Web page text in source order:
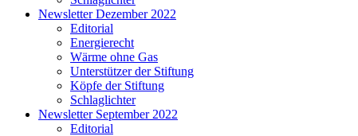
Newsletter Dezember 2022
Editorial
Energierecht
Wärme ohne Gas
Unterstützer der Stiftung
Köpfe der Stiftung
Schlaglichter
Newsletter September 2022
Editorial